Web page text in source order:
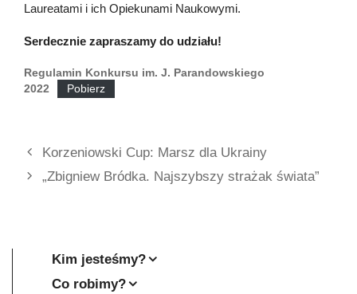
Laureatami i ich Opiekunami Naukowymi.
Serdecznie zapraszamy do udziału!
Regulamin Konkursu im. J. Parandowskiego
2022
Pobierz
Korzeniowski Cup: Marsz dla Ukrainy
„Zbigniew Bródka. Najszybszy strażak świata”
Kim jesteśmy?
Co robimy?